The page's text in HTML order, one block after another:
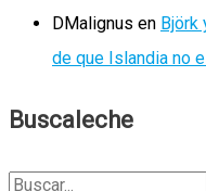
DMalignus en Björk
de que Islandia no
Buscaleche
B